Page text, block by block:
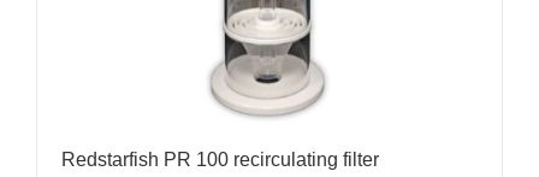
Redstarfish PR 100 recirculating filter